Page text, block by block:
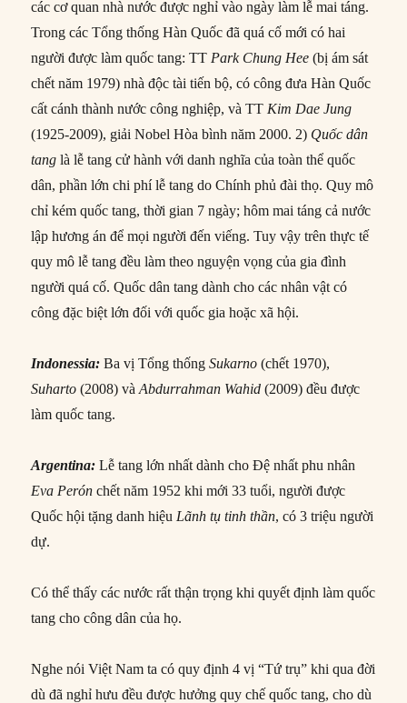
các cơ quan nhà nước được nghỉ vào ngày làm lễ mai táng.
Trong các Tổng thống Hàn Quốc đã quá cố mới có hai
người được làm quốc tang: TT Park Chung Hee (bị ám sát
chết năm 1979) nhà độc tài tiến bộ, có công đưa Hàn Quốc
cất cánh thành nước công nghiệp, và TT Kim Dae Jung
(1925-2009), giải Nobel Hòa bình năm 2000. 2) Quốc dân
tang là lễ tang cử hành với danh nghĩa của toàn thể quốc
dân, phần lớn chi phí lễ tang do Chính phủ đài thọ. Quy mô
chỉ kém quốc tang, thời gian 7 ngày; hôm mai táng cả nước
lập hương án để mọi người đến viếng. Tuy vậy trên thực tế
quy mô lễ tang đều làm theo nguyện vọng của gia đình
người quá cố. Quốc dân tang dành cho các nhân vật có
công đặc biệt lớn đối với quốc gia hoặc xã hội.
Indonessia:Ba vị Tổng thốngSukarno (chết 1970),
Suharto (2008) vàAbdurrahman Wahid (2009) đều được
làm quốc tang.
Argentina:Lễ tang lớn nhất dành cho Đệ nhất phu nhân
Eva Perón chết năm 1952 khi mới 33 tuổi, người được
Quốc hội tặng danh hiệu Lãnh tụ tinh thần, có 3 triệu người
dự.
Có thể thấy các nước rất thận trọng khi quyết định làm quốc
tang cho công dân của họ.
Nghe nói Việt Nam ta có quy định 4 vị “Tứ trụ” khi qua đời
dù đã nghỉ hưu đều được hưởng quy chế quốc tang, cho dù